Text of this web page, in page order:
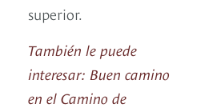
superior.
También le puede
interesar: Buen camino
en el Camino de